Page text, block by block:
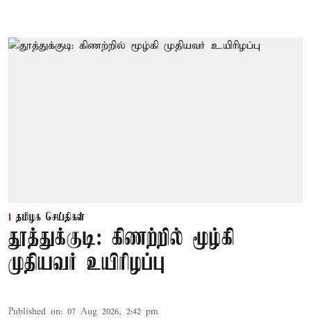
தமிழக செய்திகள்
தூத்துக்குடி: கிணற்றில் மூழ்கி
முதியவர் உயிரிழப்பு
Published on: 07 Aug 2026, 2:42 pm